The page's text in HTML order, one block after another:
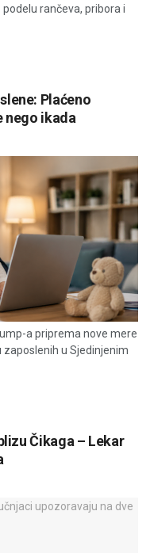
rančeva, pribora i
Plaćeno
nego ikada
a priprema nove mere
u Sjedinjenim
Čikaga – Lekar